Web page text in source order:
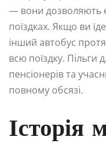
— вони дозволяють
поїздках. Якщо ви
інший автобус
всю поїздку. Пільги
пенсіонерів та
повному обсязі.
Історія